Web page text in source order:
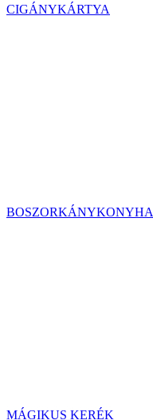
CIGÁNYKÁRTYA
BOSZORKÁNYKONYHA
MÁGIKUS KERÉK